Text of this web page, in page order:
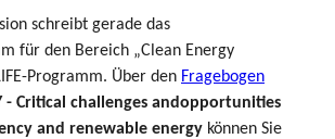
schreibt gerade das
für den Bereich „Clean Energy
Programm. Über den Fragebogen
- Critical challenges andopportunities
and renewable energy können Sie